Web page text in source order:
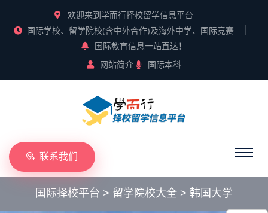
欢迎来到学而行择校留学信息平台
国际学校、留学院校(含中外合作)及海外中学、国际竞赛
国际教育信息一站直达！
网站简介
国际本科
联系我们
国际择校平台 > 留学院校大全 > 韩国大学